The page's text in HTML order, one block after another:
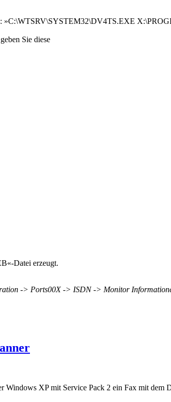
»C:\WTSRV\SYSTEM32\DV4TS.EXE
Sie diese
Datei erzeugt.
-> Ports00X -> ISDN -> Monitor
XP mit Service Pack 2 ein Fax mit